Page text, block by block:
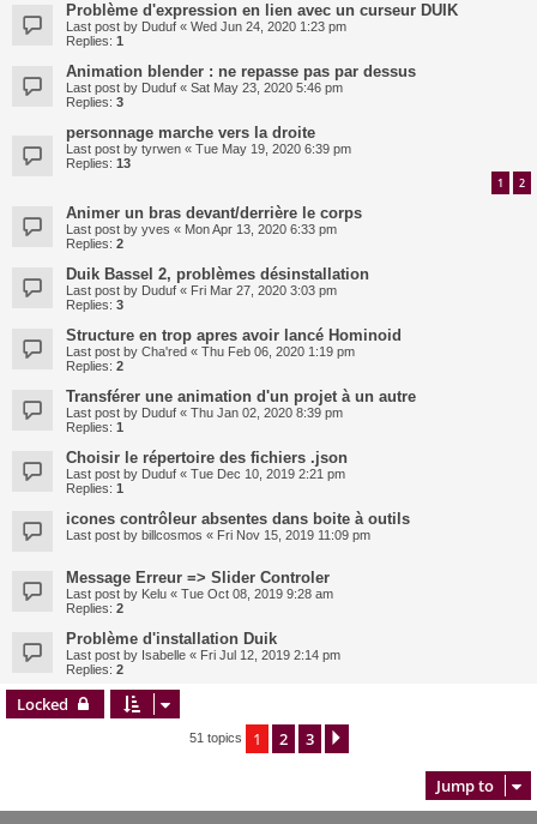
Problème d'expression en lien avec un curseur DUIK
Last post by Duduf « Wed Jun 24, 2020 1:23 pm
Replies: 1
Animation blender : ne repasse pas par dessus
Last post by Duduf « Sat May 23, 2020 5:46 pm
Replies: 3
personnage marche vers la droite
Last post by tyrwen « Tue May 19, 2020 6:39 pm
Replies: 13
1 2
Animer un bras devant/derrière le corps
Last post by yves « Mon Apr 13, 2020 6:33 pm
Replies: 2
Duik Bassel 2, problèmes désinstallation
Last post by Duduf « Fri Mar 27, 2020 3:03 pm
Replies: 3
Structure en trop apres avoir lancé Hominoid
Last post by Cha'red « Thu Feb 06, 2020 1:19 pm
Replies: 2
Transférer une animation d'un projet à un autre
Last post by Duduf « Thu Jan 02, 2020 8:39 pm
Replies: 1
Choisir le répertoire des fichiers .json
Last post by Duduf « Tue Dec 10, 2019 2:21 pm
Replies: 1
icones contrôleur absentes dans boite à outils
Last post by billcosmos « Fri Nov 15, 2019 11:09 pm
Message Erreur => Slider Controler
Last post by Kelu « Tue Oct 08, 2019 9:28 am
Replies: 2
Problème d'installation Duik
Last post by Isabelle « Fri Jul 12, 2019 2:14 pm
Replies: 2
Locked
51 topics 1 2 3
Jump to